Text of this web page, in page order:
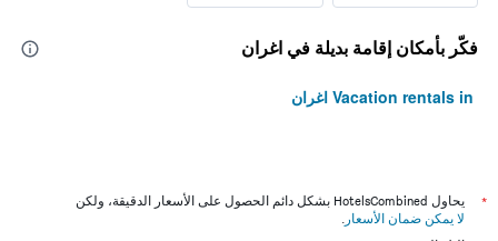
فكّر بأمكان إقامة بديلة في اغران
Vacation rentals in اغران
*
يحاول HotelsCombined بشكل دائم الحصول على الأسعار الدقيقة، ولكن
لا يمكن ضمان الأسعار .